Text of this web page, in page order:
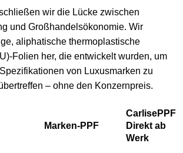
wir die Lücke zwischen
und Großhandelsökonomie. Wir
aliphatische thermoplastische
Folien her, die entwickelt wurden, um
von Luxusmarken zu
– ohne den Konzernpreis.
Marken-PPF
CarlisePPF
Direkt ab
Werk